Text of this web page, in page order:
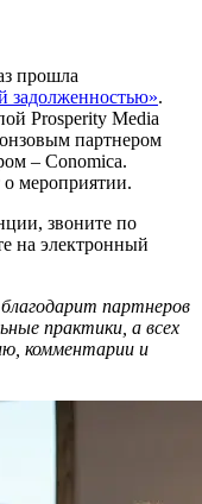
прошла
задолженностью».
Prosperity Media
партнером
– Conomica.
мероприятии.
звоните по
на электронный
партнеров
практики, а всех
комментарии и